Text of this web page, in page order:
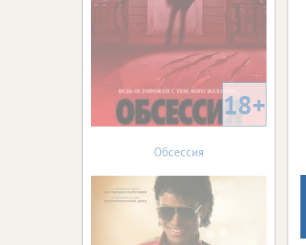
18+
Обсессия